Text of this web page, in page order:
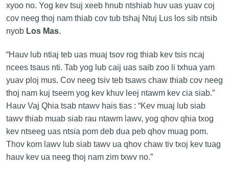
xyoo no. Yog kev tsuj xeeb hnub ntshiab huv uas yuav coj
cov neeg thoj nam thiab cov tub tshaj Ntuj Lus los sib ntsib
nyob Los Mas.
“Hauv lub ntiaj teb uas muaj tsov rog thiab kev tsis ncaj
ncees tsaus nti. Tab yog lub caij uas saib zoo li txhua yam
yuav ploj mus. Cov neeg tsiv teb tsaws chaw thiab cov neeg
thoj nam kuj tseem yog kev khuv leej ntawm kev cia siab.”
Hauv Vaj Qhia tsab ntawv hais tias : “Kev muaj lub siab
tawv thiab muab siab rau ntawm lawv, yog qhov qhia txog
kev ntseeg uas ntsia pom deb dua peb qhov muag pom.
Thov kom lawv lub siab tawv ua qhov chaw tiv txoj kev tuag
hauv kev ua neeg thoj nam zim txwv no.”